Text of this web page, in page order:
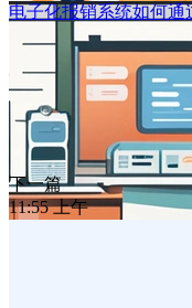
电子化报销系统如何通
下一篇
11:55 上午